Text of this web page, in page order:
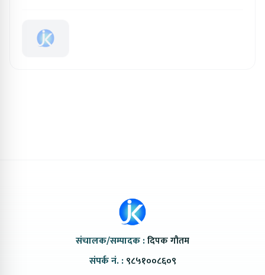
संचालक/सम्पादक :दिपक गौतम
संपर्क नं. : ९८५१००८६०९